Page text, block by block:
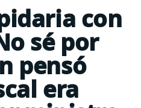
con
sé por
pensó
era